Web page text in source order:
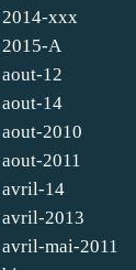
2014-xxx
2015-A
aout-12
aout-14
aout-2010
aout-2011
avril-14
avril-2013
avril-mai-2011